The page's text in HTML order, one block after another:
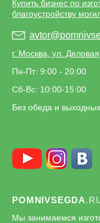
Купить бизнес по
благоустройству
г. Москва, ул.
Пн-Пт: 9:00 - 20:00
Сб-Вс: 10:00-15:00
Без обеда и выходных
POMNIVSEGDA
Мы занимаемся